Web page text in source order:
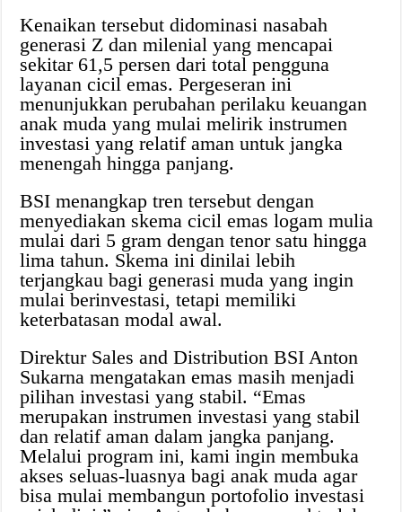
Kenaikan tersebut didominasi nasabah
generasi Z dan milenial yang mencapai
sekitar 61,5 persen dari total pengguna
layanan cicil emas. Pergeseran ini
menunjukkan perubahan perilaku keuangan
anak muda yang mulai melirik instrumen
investasi yang relatif aman untuk jangka
menengah hingga panjang.
BSI menangkap tren tersebut dengan
menyediakan skema cicil emas logam mulia
mulai dari 5 gram dengan tenor satu hingga
lima tahun. Skema ini dinilai lebih
terjangkau bagi generasi muda yang ingin
mulai berinvestasi, tetapi memiliki
keterbatasan modal awal.
Direktur Sales and Distribution BSI Anton
Sukarna mengatakan emas masih menjadi
pilihan investasi yang stabil. “Emas
merupakan instrumen investasi yang stabil
dan relatif aman dalam jangka panjang.
Melalui program ini, kami ingin membuka
akses seluas-luasnya bagi anak muda agar
bisa mulai membangun portofolio investasi